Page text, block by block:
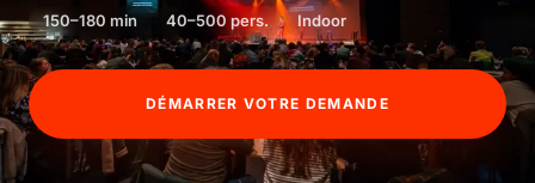
150–180 min 40–500 pers. Indoor
DÉMARRER VOTRE DEMANDE